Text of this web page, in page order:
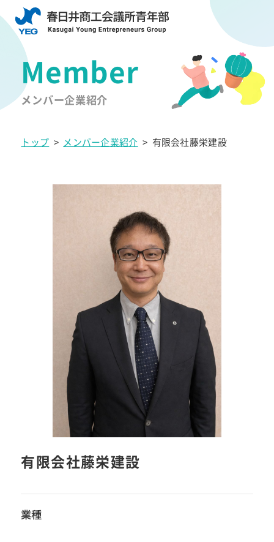
メンバー企業紹介
トップ > メンバー企業紹介 > 有限会社藤栄建設
有限会社藤栄建設
業種